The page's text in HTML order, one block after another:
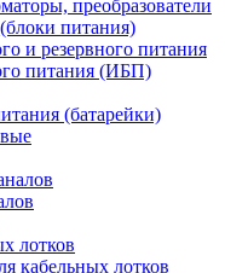
преобразователи
питания)
и резервного питания
питания (ИБП)
(батарейки)
лотков
кабельных лотков